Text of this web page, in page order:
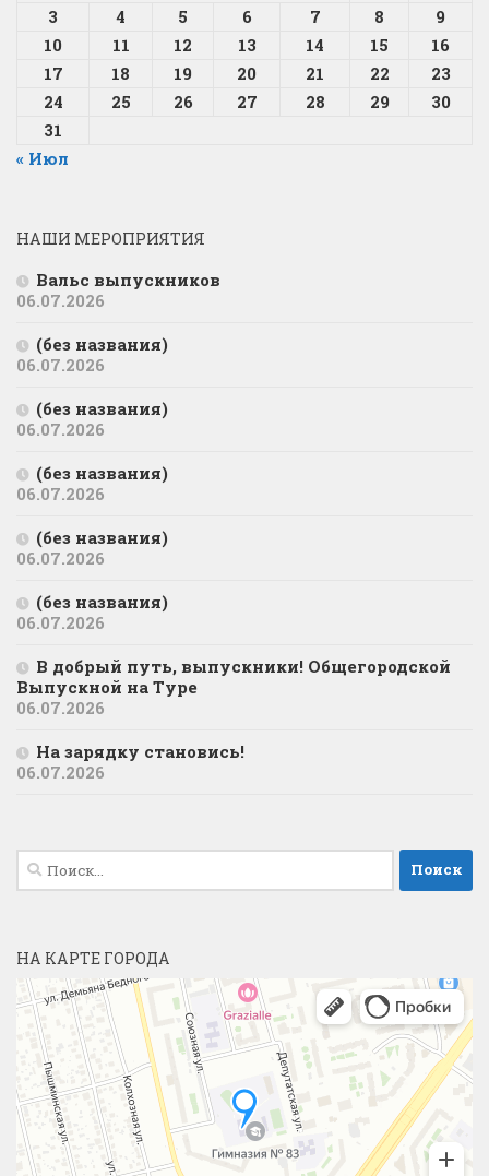
3
4 5 6 7 8
9
10
11 12 13 14 15
16
17
18 19 20 21 22
23
24
25 26 27 28 29
30
31
« Июл
НАШИ МЕРОПРИЯТИЯ
Вальс выпускников
06.07.2026
(без названия)
06.07.2026
(без названия)
06.07.2026
(без названия)
06.07.2026
(без названия)
06.07.2026
(без названия)
06.07.2026
В добрый путь, выпускники! Общегородской
Выпускной на Туре
06.07.2026
На зарядку становись!
06.07.2026
Найти:
НА КАРТЕ ГОРОДА